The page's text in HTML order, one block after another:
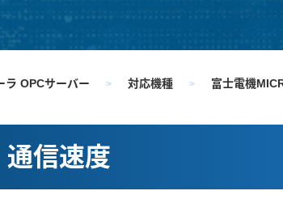
ラ OPCサーバー 対応機種 富士電機
通信速度